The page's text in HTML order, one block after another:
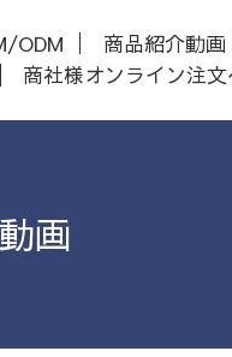
ODM 商品紹介動画
商社様オンライン注
画